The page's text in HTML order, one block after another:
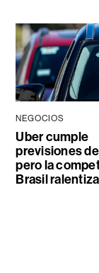
NEGOCIOS
Uber cumple
previsiones
pero la
Brasil